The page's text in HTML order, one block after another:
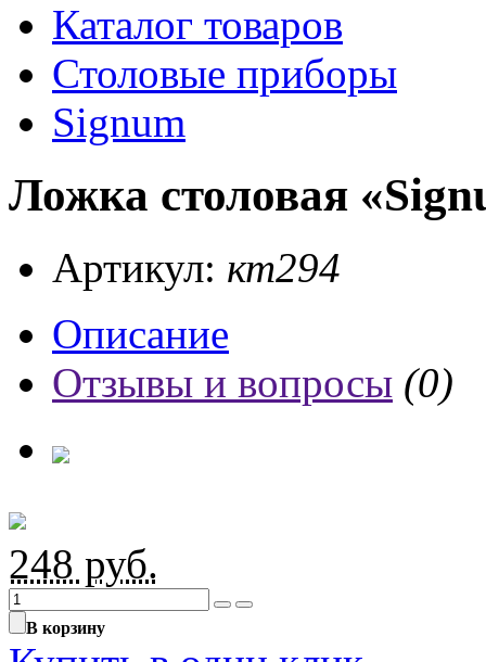
Каталог товаров
Столовые приборы
Signum
Ложка столовая
Артикул: кт294
Описание
Отзывы и вопросы (0)
248 руб.
В корзину